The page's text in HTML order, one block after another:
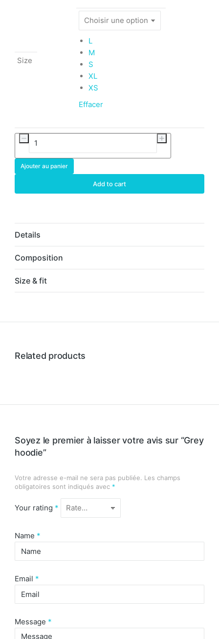
Size
L
M
S
XL
XS
Effacer
Ajouter au panier
Add to cart
Details
Composition
Size & fit
Related products
Soyez le premier à laisser votre avis sur “Grey
hoodie”
Votre adresse e-mail ne sera pas publiée. Les champs
obligatoires sont indiqués avec *
Your rating *
Name *
Email *
Message *